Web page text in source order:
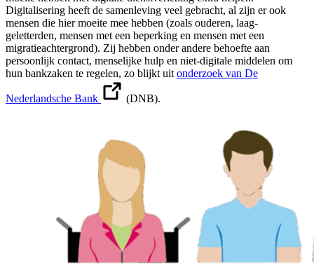
Digitalisering heeft de samenleving veel gebracht, al zijn er ook
mensen die hier moeite mee hebben (zoals ouderen, laag-
geletterden, mensen met een beperking en mensen met een
migratieachtergrond). Zij hebben onder andere behoefte aan
persoonlijk contact, menselijke hulp en niet-digitale middelen om
hun bankzaken te regelen, zo blijkt uit onderzoek van De
Nederlandsche Bank (DNB).